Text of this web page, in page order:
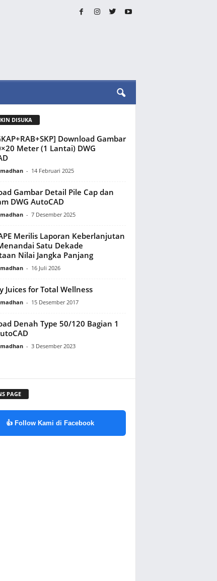
DISUKA
Download Gambar
Meter (1 Lantai) DWG
- 14 Februari 2025
Gambar Detail Pile Cap dan
DWG AutoCAD
- 7 Desember 2025
Merilis Laporan Keberlanjutan
Satu Dekade
Nilai Jangka Panjang
- 16 Juli 2026
Juices for Total Wellness
- 15 Desember 2017
Denah Type 50/120 Bagian 1
- 3 Desember 2023
PAGE
👍 Follow Kami di Facebook